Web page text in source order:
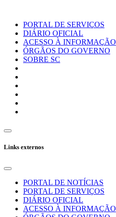
PORTAL DE SERVIÇOS
DIÁRIO OFICIAL
ACESSO À INFORMAÇÃO
ÓRGÃOS DO GOVERNO
SOBRE SC
Links externos
PORTAL DE NOTÍCIAS
PORTAL DE SERVIÇOS
DIÁRIO OFICIAL
ACESSO À INFORMAÇÃO